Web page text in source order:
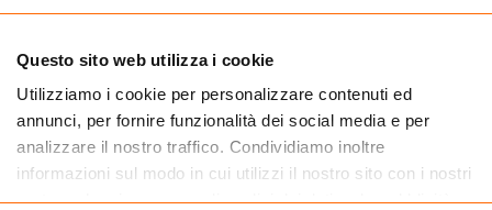
Questo sito web utilizza i cookie
Utilizziamo i cookie per personalizzare contenuti ed
annunci, per fornire funzionalità dei social media e per
analizzare il nostro traffico. Condividiamo inoltre
informazioni sul modo in cui utilizzi il nostro sito con i nostri
partner che si occupano di analisi dei dati web, pubblicità e